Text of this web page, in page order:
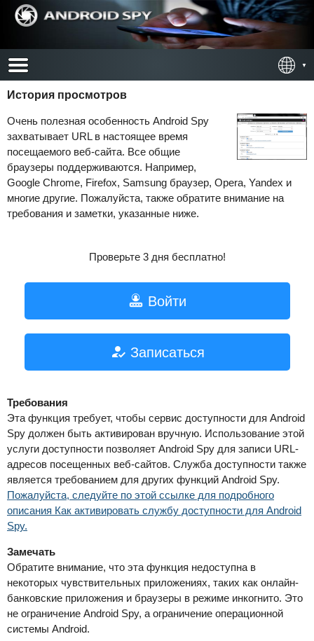
История просмотров
Очень полезная особенность Android Spy
захватывает URL в настоящее время
посещаемого веб-сайта. Все общие
браузеры поддерживаются. Например,
Google Chrome, Firefox, Samsung браузер, Opera, Yandex и
многие другие. Пожалуйста, также обратите внимание на
требования и заметки, указанные ниже.
Проверьте 3 дня бесплатно!
Войти
Записаться
Требования
Эта функция требует, чтобы сервис доступности для Android
Spy должен быть активирован вручную. Использование этой
услуги доступности позволяет Android Spy для записи URL-
адресов посещенных веб-сайтов. Служба доступности также
является требованием для других функций Android Spy.
Пожалуйста, следуйте по этой ссылке для подробного
описания Как активировать службу доступности для Android
Spy.
Замечать
Обратите внимание, что эта функция недоступна в
некоторых чувствительных приложениях, таких как онлайн-
банковские приложения и браузеры в режиме инкогнито. Это
не ограничение Android Spy, а ограничение операционной
системы Android.